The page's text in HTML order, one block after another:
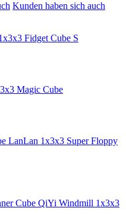
Kunden haben sich auch
Fidget Cube S
Magic Cube
LanLan 1x3x3 Super Floppy
QiYi Windmill 1x3x3